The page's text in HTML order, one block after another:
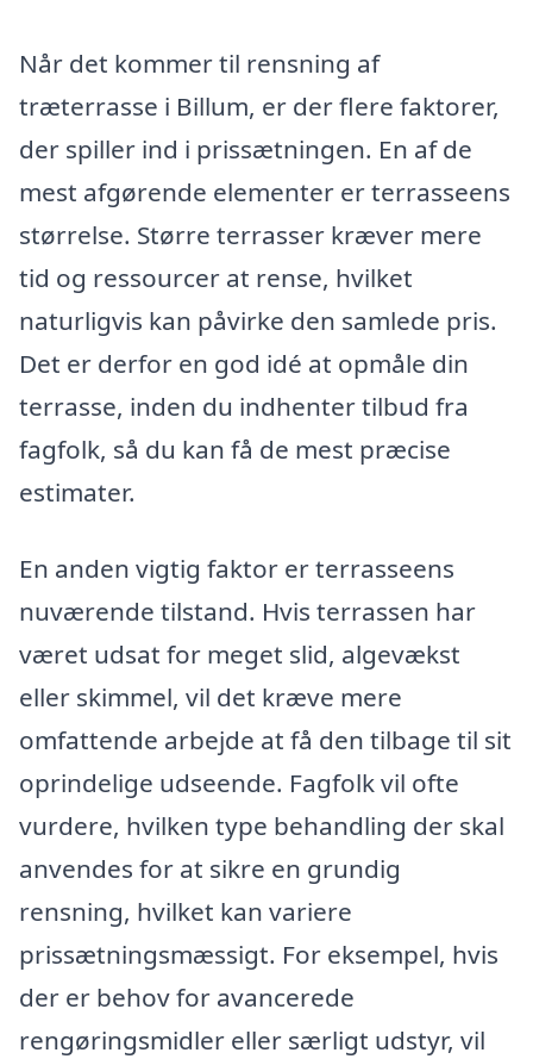
Når det kommer til rensning af
træterrasse i Billum, er der flere faktorer,
der spiller ind i prissætningen. En af de
mest afgørende elementer er terrasseens
størrelse. Større terrasser kræver mere
tid og ressourcer at rense, hvilket
naturligvis kan påvirke den samlede pris.
Det er derfor en god idé at opmåle din
terrasse, inden du indhenter tilbud fra
fagfolk, så du kan få de mest præcise
estimater.
En anden vigtig faktor er terrasseens
nuværende tilstand. Hvis terrassen har
været udsat for meget slid, algevækst
eller skimmel, vil det kræve mere
omfattende arbejde at få den tilbage til sit
oprindelige udseende. Fagfolk vil ofte
vurdere, hvilken type behandling der skal
anvendes for at sikre en grundig
rensning, hvilket kan variere
prissætningsmæssigt. For eksempel, hvis
der er behov for avancerede
rengøringsmidler eller særligt udstyr, vil